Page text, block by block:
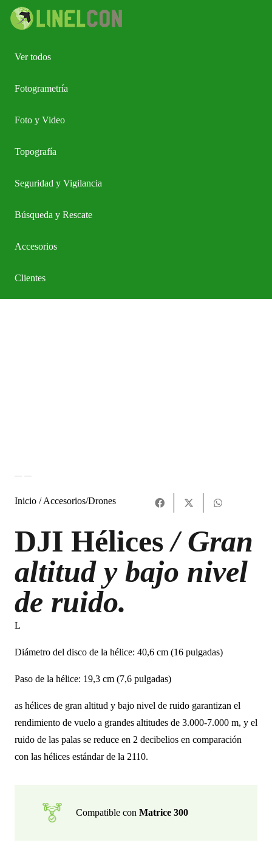
Ver todos
Fotogrametría
Foto y Video
Topografía
Seguridad y Vigilancia
Búsqueda y Rescate
Accesorios
Clientes
Inicio /Accesorios/Drones
DJI Hélices/ Gran
altitud y bajo nivel
de ruido.
L
Diámetro del disco de la hélice: 40,6 cm (16 pulgadas)
Paso de la hélice: 19,3 cm (7,6 pulgadas)
as hélices de gran altitud y bajo nivel de ruido garantizan el
rendimiento de vuelo a grandes altitudes de 3.000-7.000 m, y el
ruido de las palas se reduce en 2 decibelios en comparación
con las hélices estándar de la 2110.
Compatible con Matrice 300